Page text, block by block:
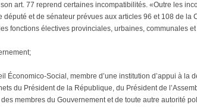
art. 77 reprend certaines incompatibilités. «Outre les
député et de sénateur prévues aux articles 96 et 108 de la
fonctions électives provinciales, urbaines, communales
Économico-Social, membre d’une institution d’appui à la
du Président de la République, du Président de
membres du Gouvernement et de toute autre autorité